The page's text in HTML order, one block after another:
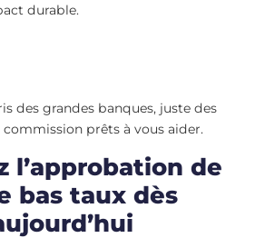
durable.
des grandes banques, juste des
commission prêts à vous aider.
l’approbation de
bas taux dès